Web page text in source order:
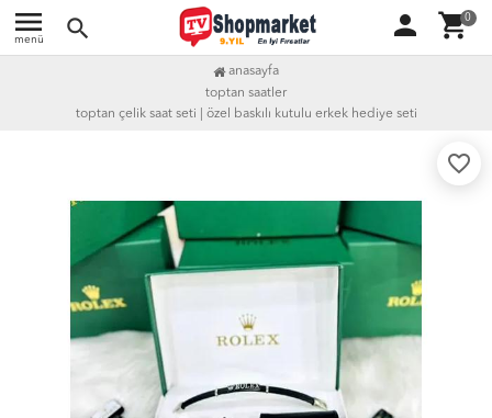
menu
menü search person shopping_cart0
anasayfa
toptan saatler
toptan çelik saat seti | özel baskılı kutulu erkek hediye seti
favorite_border